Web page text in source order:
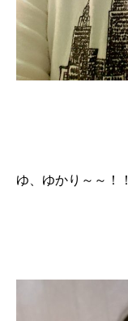
ゆ、ゆかり～～！！